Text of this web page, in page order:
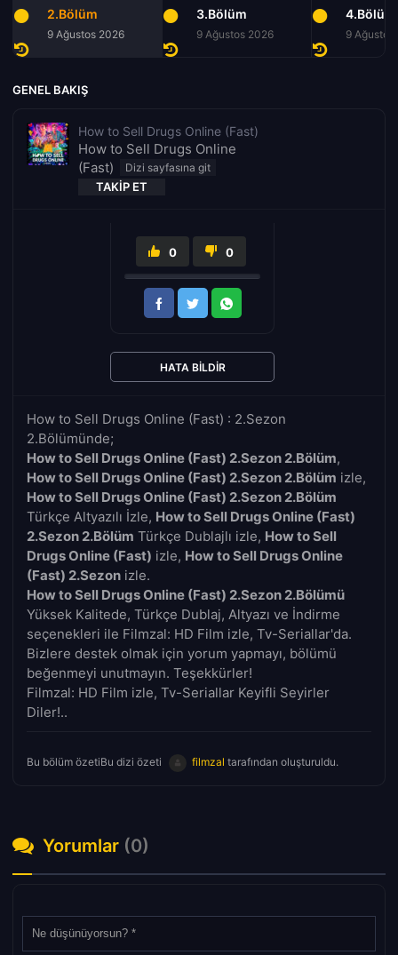
2.Bölüm
9 Ağustos 2026
3.Bölüm
9 Ağustos 2026
4.Bölüm
9 Ağustos
GENEL BAKIŞ
How to Sell Drugs Online (Fast)
How to Sell Drugs Online
(Fast)
TAKIP ET
How to Sell Drugs Online (Fast) : 2.Sezon
2.Bölümünde;
How to Sell Drugs Online (Fast) 2.Sezon 2.Bölüm,
How to Sell Drugs Online (Fast) 2.Sezon 2.Bölüm izle,
How to Sell Drugs Online (Fast) 2.Sezon 2.Bölüm
Türkçe Altyazılı İzle, How to Sell Drugs Online (Fast)
2.Sezon 2.Bölüm Türkçe Dublajlı izle, How to Sell
Drugs Online (Fast) izle, How to Sell Drugs Online
(Fast) 2.Sezon izle.
How to Sell Drugs Online (Fast) 2.Sezon 2.Bölümü
Yüksek Kalitede, Türkçe Dublaj, Altyazı ve İndirme
seçenekleri ile Filmzal: HD Film izle, Tv-Seriallar'da.
Bizlere destek olmak için yorum yapmayı, bölümü
beğenmeyi unutmayın. Teşekkürler!
Filmzal: HD Film izle, Tv-Seriallar Keyifli Seyirler
Diler!..
Bu bölüm özetiBu dizi özeti filmzal tarafından oluşturuldu.
0 0
HATA BILDIR
Yorumlar (0)